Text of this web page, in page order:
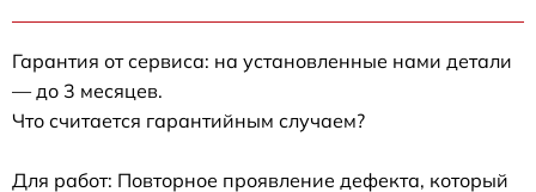
Гарантия от сервиса: на установленные нами детали
— до 3 месяцев.
Что считается гарантийным случаем?
Для работ: Повторное проявление дефекта, который